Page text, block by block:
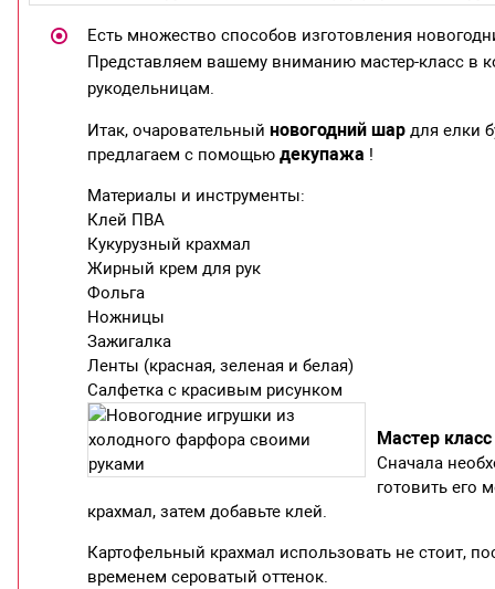
Есть множество способов изготовления
Представляем вашему вниманию мастер-класс в
рукодельницам.
Итак, очаровательный новогодний шардля елки
предлагаем с помощью декупажа !
Материалы и инструменты:
Клей ПВА
Кукурузный крахмал
Жирный крем для рук
Фольга
Ножницы
Зажигалка
Ленты (красная, зеленая и белая)
Салфетка с красивым рисунком
Мастер
Сначала
готовить его
крахмал, затем добавьте клей.
Картофельный крахмал использовать не стоит,
временем сероватый оттенок.